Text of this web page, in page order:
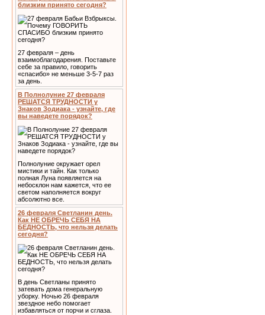
близким принято сегодня?
27 февраля – день
взаимоблагодарения. Поставьте
себе за правило, говорить
«спасибо» не меньше 3-5-7 раз
за день.
В Полнолуние 27 февраля
РЕШАТСЯ ТРУДНОСТИ у
Знаков Зодиака - узнайте, где
вы наведете порядок?
Полнолуние окружает орел
мистики и тайн. Как только
полная Луна появляется на
небосклон нам кажется, что ее
светом наполняется вокруг
абсолютно все.
26 февраля Светланин день.
Как НЕ ОБРЕЧЬ СЕБЯ НА
БЕДНОСТЬ, что нельзя делать
сегодня?
В день Светланы принято
затевать дома генеральную
уборку. Ночью 26 февраля
звездное небо помогает
избавляться от порчи и сглаза.